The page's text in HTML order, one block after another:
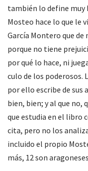
también lo define muy
Mosteo hace lo que le
García Montero que de
porque no tiene
por qué lo hace, ni
culo de los poderosos.
por ello escribe de sus
bien, bien; y al que no,
que estudia en el libro
cita, pero no los
incluido el propio
más, 12 son